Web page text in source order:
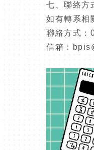
七、聯絡方
如有轉系相
聯絡方式：
信箱：